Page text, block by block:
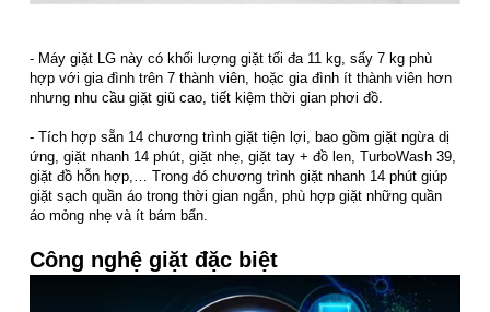
- Máy giặt LG này có khối lượng giặt tối đa 11 kg, sấy 7 kg phù
hợp với gia đình trên 7 thành viên, hoặc gia đình ít thành viên hơn
nhưng nhu cầu giặt giũ cao, tiết kiệm thời gian phơi đồ.
- Tích hợp sẵn 14 chương trình giặt tiện lợi, bao gồm giặt ngừa dị
ứng, giặt nhanh 14 phút, giặt nhẹ, giặt tay + đồ len, TurboWash 39,
giặt đồ hỗn hợp,… Trong đó chương trình giặt nhanh 14 phút giúp
giặt sạch quần áo trong thời gian ngắn, phù hợp giặt những quần
áo mỏng nhẹ và ít bám bẩn.
Công nghệ giặt đặc biệt